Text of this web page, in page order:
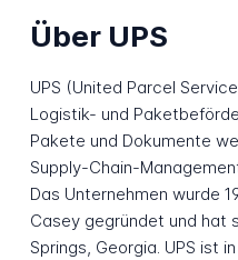
Über UPS
UPS (United Parcel
Logistik- und
Pakete und Dokumente
Supply-Chain-
Das Unternehmen wurde
Casey gegründet und hat
Springs, Georgia. UPS ist